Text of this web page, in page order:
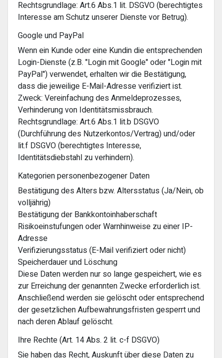
Rechtsgrundlage: Art.6 Abs.1 lit. DSGVO (berechtigtes
Interesse am Schutz unserer Dienste vor Betrug).
Google und PayPal
Wenn ein Kunde oder eine Kundin die entsprechenden
Login-Dienste (z.B. "Login mit Google" oder "Login mit
PayPal") verwendet, erhalten wir die Bestätigung,
dass die jeweilige E-Mail-Adresse verifiziert ist.
Zweck: Vereinfachung des Anmeldeprozesses,
Verhinderung von Identitätsmissbrauch.
Rechtsgrundlage: Art.6 Abs.1 lit.b DSGVO
(Durchführung des Nutzerkontos/Vertrag) und/oder
lit.f DSGVO (berechtigtes Interesse,
Identitätsdiebstahl zu verhindern).
Kategorien personenbezogener Daten
Bestätigung des Alters bzw. Altersstatus (Ja/Nein, ob
volljährig)
Bestätigung der Bankkontoinhaberschaft
Risikoeinstufungen oder Warnhinweise zu einer IP-
Adresse
Verifizierungsstatus (E-Mail verifiziert oder nicht)
Speicherdauer und Löschung
Diese Daten werden nur so lange gespeichert, wie es
zur Erreichung der genannten Zwecke erforderlich ist.
Anschließend werden sie gelöscht oder entsprechend
der gesetzlichen Aufbewahrungsfristen gesperrt und
nach deren Ablauf gelöscht.
Ihre Rechte (Art. 14 Abs. 2 lit. c-f DSGVO)
Sie haben das Recht, Auskunft über diese Daten zu